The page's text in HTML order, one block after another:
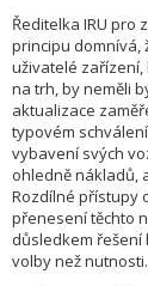
Ředitelka IRU pro
principu domnívá,
uživatelé
na trh, by neměli
aktualizace
typovém
vybavení svých
ohledně nákladů,
Rozdílné přístupy
přenesení těchto
důsledkem
volby než nutnosti.